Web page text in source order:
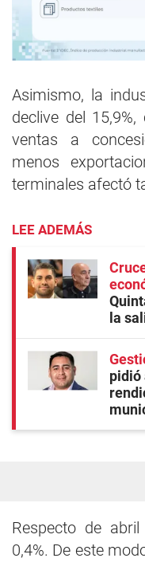
Asimismo, la
declive del
ventas a
menos
terminales afectó
LEE ADEMÁS
la
pidió
Respecto de
0,4%. De este